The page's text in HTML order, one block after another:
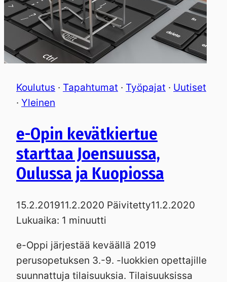
Koulutus · Tapahtumat · Työpajat · Uutiset
· Yleinen
e-Opin kevätkiertue
starttaa Joensuussa,
Oulussa ja Kuopiossa
15.2.201911.2.2020 Päivitetty11.2.2020
Lukuaika: 1 minuutti
e-Oppi järjestää keväällä 2019
perusopetuksen 3.-9. -luokkien opettajille
suunnattuja tilaisuuksia. Tilaisuuksissa